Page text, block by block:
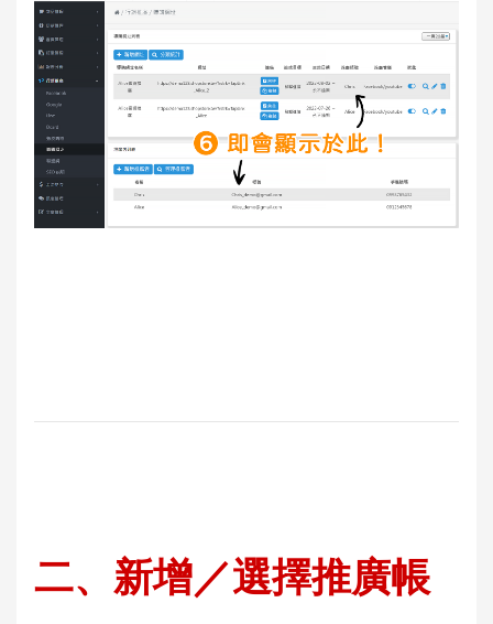
二、新增／選擇推廣帳